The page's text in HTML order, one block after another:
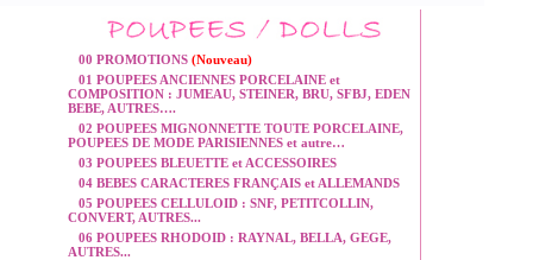
00 PROMOTIONS (Nouveau)
01 POUPEES ANCIENNES PORCELAINE et
COMPOSITION : JUMEAU, STEINER, BRU, SFBJ, EDEN
BEBE, AUTRES….
02 POUPEES MIGNONNETTE TOUTE PORCELAINE,
POUPEES DE MODE PARISIENNES et autre…
03 POUPEES BLEUETTE et ACCESSOIRES
04 BEBES CARACTERES FRANÇAIS et ALLEMANDS
05 POUPEES CELLULOID : SNF, PETITCOLLIN,
CONVERT, AUTRES...
06 POUPEES RHODOID : RAYNAL, BELLA, GEGE,
AUTRES...